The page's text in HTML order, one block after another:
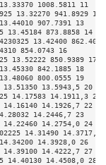
13.33370 1008.5811 11
13.32270 941.8929 12
13.44010 907.7391 13
13.45184 873.8858 14
504230325 13.42400
854.0743 16
13.52222 850.9389 17
13.45330 842.1885 18
13.48060 800.0555 19
13.51350 13.5943,5 20
14.17583 14.1911,3 21
14.16140 14.1926,7 22
14.2446,7 23
14.22460 14.2754,0 24
14.31490
14.34200 14.3928,0 26
14.39100 14.4222,7 27
14.40130 14.4508,0 28